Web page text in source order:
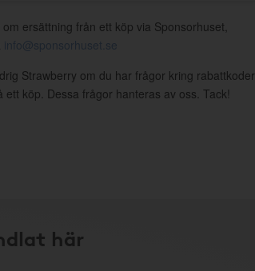
ersättning från ett köp via Sponsorhuset,
info@sponsorhuset.se
Strawberry om du har frågor kring rabattkoder
ett köp. Dessa frågor hanteras av oss. Tack!
här